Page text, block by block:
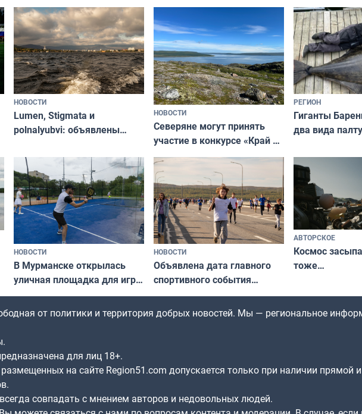
край в рамках проекта
«Туризм для своих»
съёмок в
короткометражном фильме
выходные
НОВОСТИ
Lumen, Stigmata и
polnalyubvi: объявлены
«Имандра» в 2026 года
НОВОСТИ
Северяне могут принять
участие в конкурсе «Край у
северной границы: фотогид
по Печенгскому округу»
РЕГИОН
Гиганты
два вида
НОВОСТИ
В Мурманске открылась
уличная площадка для игры
в падел
НОВОСТИ
Объявлена дата главного
спортивного события
Заполярья: как зарождался
фестиваль «Гольфстрим»
АВТОРСКОЕ
Космос
тоже…
от политики и территория добрых новостей. Мы — региональное
для лиц 18+.
на сайте Region51.com допускается только при наличии прямой
совпадать с мнением авторов и недовольных людей.